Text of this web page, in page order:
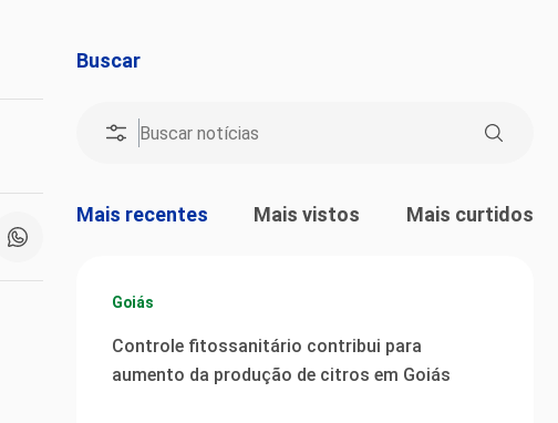
Buscar
Mais recentes Mais vistos Mais curtidos
Goiás
Controle fitossanitário contribui para
aumento da produção de citros em Goiás